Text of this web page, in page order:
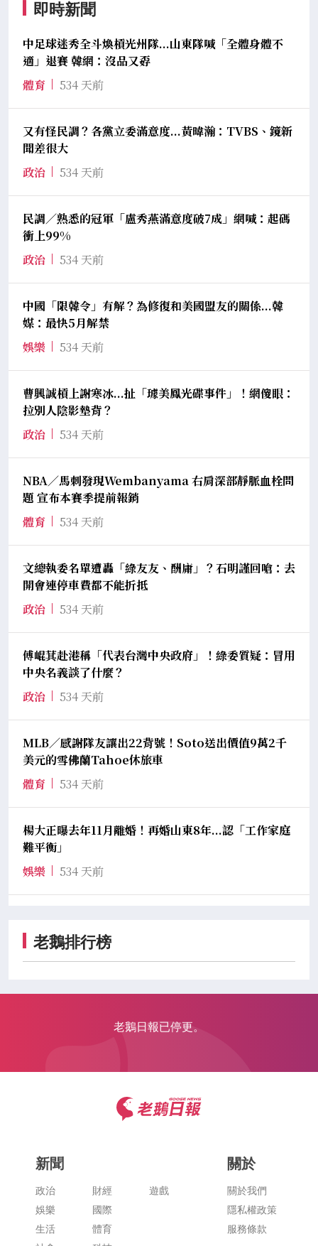
即時新聞
中足球迷秀全斗煥槓光州隊...山東隊喊「全體身體不
適」退賽 韓網：沒品又孬
體育
534 天前
又有怪民調？各黨立委滿意度...黃暐瀚：TVBS、鏡新
聞差很大
政治
534 天前
民調／熟悉的冠軍「盧秀燕滿意度破7成」網喊：起碼
衝上99%
政治
534 天前
中國「限韓令」有解？為修復和美國盟友的關係...韓
媒：最快5月解禁
娛樂
534 天前
曹興誠槓上謝寒冰...扯「璩美鳳光碟事件」！網傻眼：
拉別人陰影墊背？
政治
534 天前
NBA／馬刺發現Wembanyama 右肩深部靜脈血栓問
題 宣布本賽季提前報銷
體育
534 天前
文總執委名單遭轟「綠友友、酬庸」？石明謹回嗆：去
開會連停車費都不能折抵
政治
534 天前
傅崐萁赴港稱「代表台灣中央政府」！綠委質疑：冒用
中央名義談了什麼？
政治
534 天前
MLB／感謝隊友讓出22背號！Soto送出價值9萬2千
美元的雪佛蘭Tahoe休旅車
體育
534 天前
楊大正曝去年11月離婚！再婚山東8年...認「工作家庭
難平衡」
娛樂
534 天前
老鵝排行榜
老鵝日報已停更。
新聞
政治
娛樂
生活
財經
國際
體育
遊戲
關於
關於我們
隱私權政策
服務條款